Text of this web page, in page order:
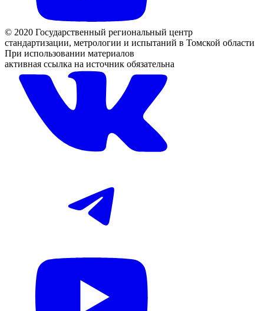
© 2020 Государственный региональный центр
стандартизации, метрологии и испытаний в Томской области
При использовании материалов
активная ссылка на источник обязательна